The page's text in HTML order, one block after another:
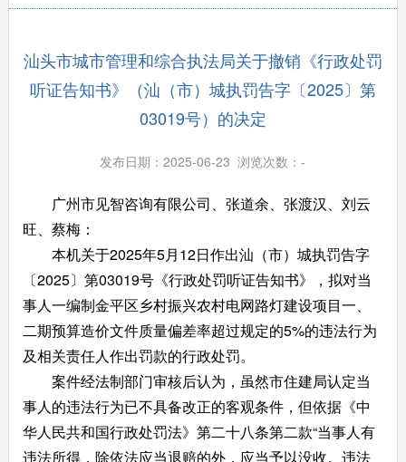
汕头市城市管理和综合执法局关于撤销《行政处罚
听证告知书》（汕（市）城执罚告字〔2025〕第
03019号）的决定
发布日期：2025-06-23 浏览次数：-
广州市见智咨询有限公司、张道余、张渡汉、刘云
旺、蔡梅：
本机关于2025年5月12日作出汕（市）城执罚告字
〔2025〕第03019号《行政处罚听证告知书》，拟对当
事人一编制金平区乡村振兴农村电网路灯建设项目一、
二期预算造价文件质量偏差率超过规定的5%的违法行为
及相关责任人作出罚款的行政处罚。
案件经法制部门审核后认为，虽然市住建局认定当
事人的违法行为已不具备改正的客观条件，但依据《中
华人民共和国行政处罚法》第二十八条第二款“当事人有
违法所得，除依法应当退赔的外，应当予以没收。违法